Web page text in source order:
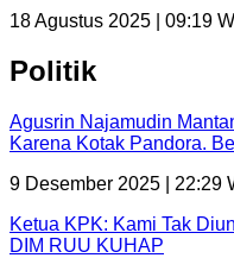
18 Agustus 2025 | 09:19
Politik
Agusrin Najamudin
Karena Kotak Pandora.
9 Desember 2025 | 22:29
Ketua KPK: Kami Tak
DIM RUU KUHAP